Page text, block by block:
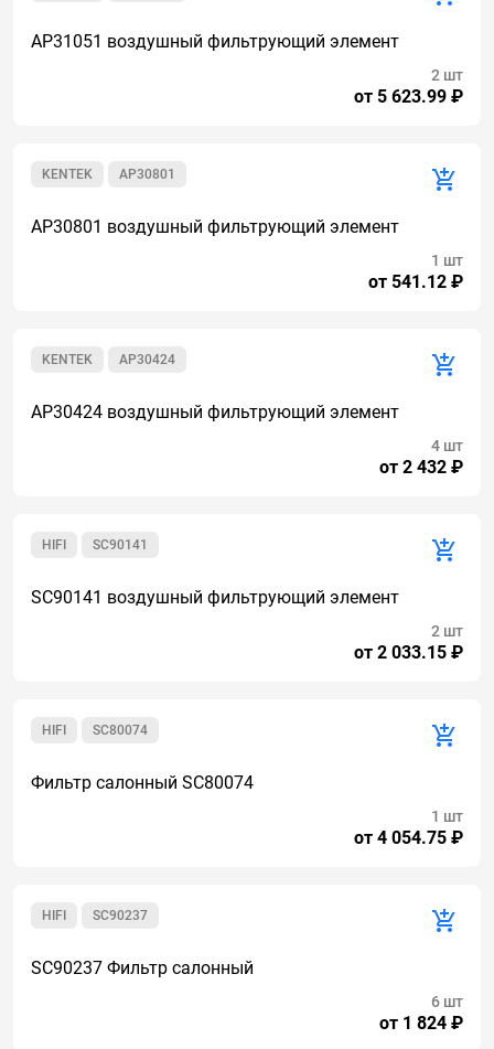
AP31051 воздушный фильтрующий элемент
от 5 623.99 ₽
2 шт
AP30801
KENTEK
AP30801 воздушный фильтрующий элемент
от 541.12 ₽
1 шт
AP30424
KENTEK
AP30424 воздушный фильтрующий элемент
от 2 432 ₽
4 шт
SC90141
HIFI
SC90141 воздушный фильтрующий элемент
от 2 033.15 ₽
2 шт
SC80074
HIFI
Фильтр салонный SC80074
от 4 054.75 ₽
1 шт
SC90237
HIFI
SC90237 Фильтр салонный
от 1 824 ₽
6 шт